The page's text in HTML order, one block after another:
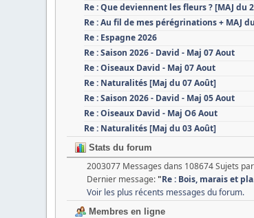
Re : Que deviennent les fleurs ? [MAJ du
Re : Au fil de mes pérégrinations + MAJ
Re : Espagne 2026
Re : Saison 2026 - David - Maj 07 Aout
Re : Oiseaux David - Maj 07 Aout
Re : Naturalités [Maj du 07 Août]
Re : Saison 2026 - David - Maj 05 Aout
Re : Oiseaux David - Maj O6 Aout
Re : Naturalités [Maj du 03 Août]
Stats du forum
2003077 Messages dans 108674 Sujets
Dernier message:"Re : Bois, marais et
Voir les plus récents messages du forum.
Membres en ligne